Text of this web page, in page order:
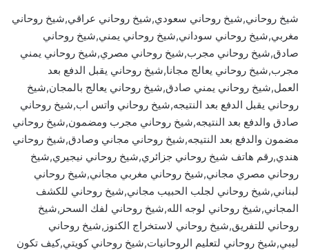
شيخ روحاني,شيخ روحاني سعودي,شيخ روحاني عراقي,شيخ روحاني
مغربي,شيخ روحاني سوداني,شيخ روحاني يمني,شيخ روحاني
صادق,شيخ روحاني مجرب,شيخ روحاني مصري,شيخ روحاني يمني
مجرب,شيخ روحاني يعالج مجانا,شيخ روحاني يقبل الدفع بعد
العمل,شيخ روحاني يمني صادق,شيخ روحاني يعالج بالمجان,شيخ
روحاني يقبل الدفع بعد النتيجه,شيخ روحاني واتس اب,شيخ روحاني
صادق والدفع بعد النتيجه,شيخ روحاني مجرب ومضمون,شيخ روحاني
مضمون والدفع بعد النتيجه,شيخ روحاني مجاني وصادق,شيخ روحاني
هندي,رقم هاتف شيخ روحاني جزائري,شيخ روحاني نيجيري,شيخ
روحاني مصري مجاني,شيخ روحاني مغربي مجاني,شيخ روحاني
لبناني,شيخ روحاني لجلب الحبيب مجاني,شيخ روحاني للكشف
المجاني,شيخ روحاني لوجه الله,شيخ روحاني لفك السحر,شيخ
روحاني للتفريق,شيخ روحاني لاستخراج الكنوز,شيخ روحاني
ليبي,شيخ روحاني لتعليم الروحانيات,شيخ روحاني كويتي,كيف تكون